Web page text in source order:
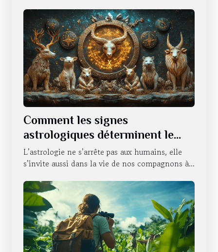
Comment les signes
astrologiques déterminent le
caractère de nos animaux
domestiques
L’astrologie ne s’arrête pas aux humains, elle
s’invite aussi dans la vie de nos compagnons à...